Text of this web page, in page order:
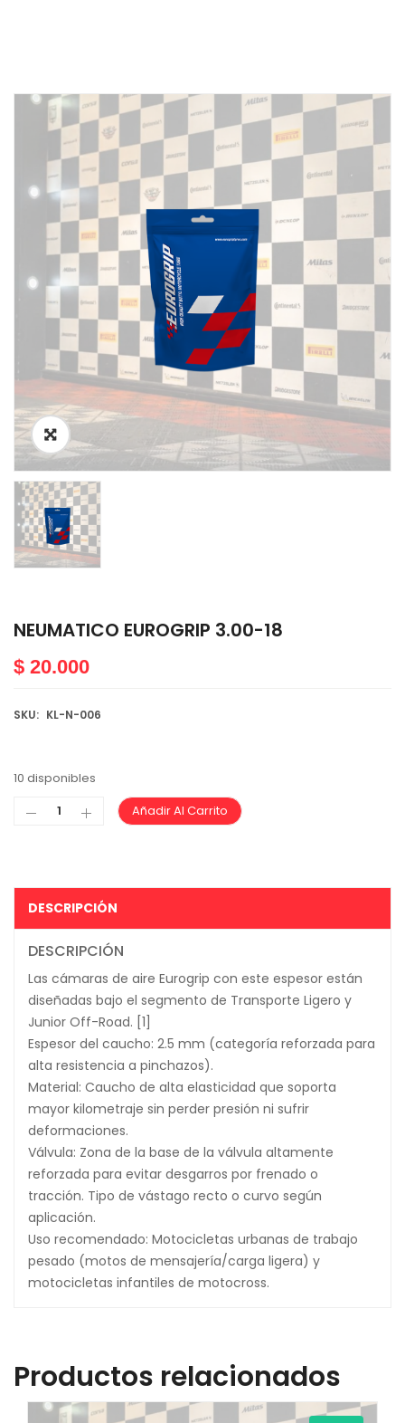
NEUMATICO EUROGRIP 3.00-18
$ 20.000
SKU: KL-N-006
10 disponibles
Añadir Al Carrito
DESCRIPCIÓN
DESCRIPCIÓN
Las cámaras de aire Eurogrip con este espesor están
diseñadas bajo el segmento de Transporte Ligero y
Junior Off-Road. [1]
Espesor del caucho: 2.5 mm (categoría reforzada para
alta resistencia a pinchazos).
Material: Caucho de alta elasticidad que soporta
mayor kilometraje sin perder presión ni sufrir
deformaciones.
Válvula: Zona de la base de la válvula altamente
reforzada para evitar desgarros por frenado o
tracción. Tipo de vástago recto o curvo según
aplicación.
Uso recomendado: Motocicletas urbanas de trabajo
pesado (motos de mensajería/carga ligera) y
motocicletas infantiles de motocross.
Productos relacionados